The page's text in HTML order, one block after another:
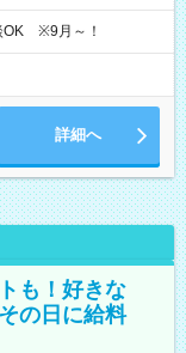
OK ※9月～！
詳細へ
も！好きな
の日に給料